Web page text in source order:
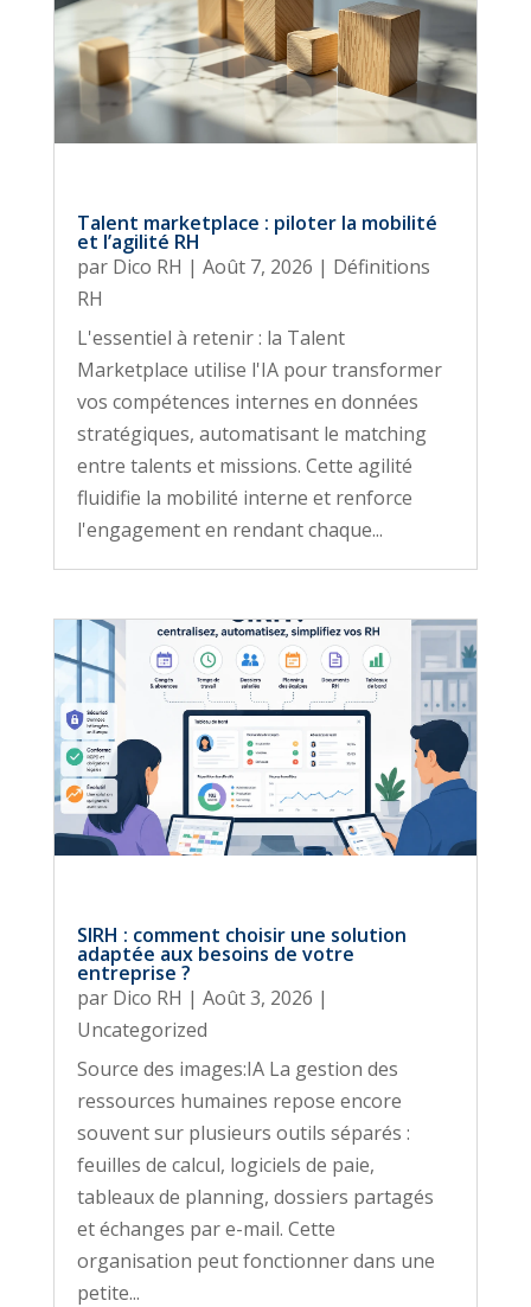
Talent marketplace : piloter la mobilité
et l’agilité RH
par Dico RH | Août 7, 2026 | Définitions
RH
L'essentiel à retenir : la Talent
Marketplace utilise l'IA pour transformer
vos compétences internes en données
stratégiques, automatisant le matching
entre talents et missions. Cette agilité
fluidifie la mobilité interne et renforce
l'engagement en rendant chaque...
SIRH : comment choisir une solution
adaptée aux besoins de votre
entreprise ?
par Dico RH | Août 3, 2026 |
Uncategorized
Source des images:IA La gestion des
ressources humaines repose encore
souvent sur plusieurs outils séparés :
feuilles de calcul, logiciels de paie,
tableaux de planning, dossiers partagés
et échanges par e-mail. Cette
organisation peut fonctionner dans une
petite...